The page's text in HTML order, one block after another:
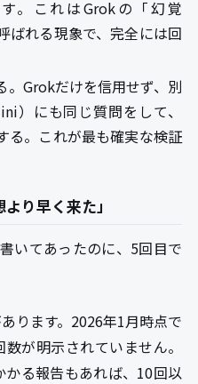
。これはGrokの「幻覚
ばれる現象で、完全には回
。Grokだけを信用せず、別
）にも同じ質問をして、
る。これが最も確実な検証
り早く来た」
いてあったのに、5回目で
ります。2026年1月時点で
が明示されていません。
る報告もあれば、10回以